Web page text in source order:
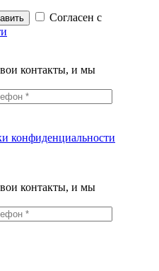
Согласен с
контакты, и мы
конфиденциальности
контакты, и мы